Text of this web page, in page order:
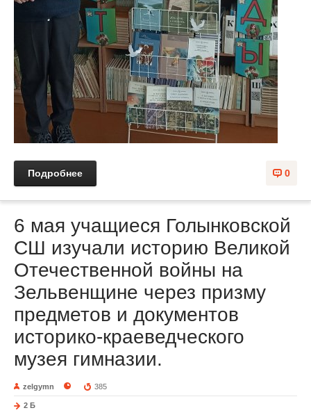
0
Подробнее
6 мая учащиеся Голынковской
СШ изучали историю Великой
Отечественной войны на
Зельвенщине через призму
предметов и документов
историко-краеведческого
музея гимназии.
zelgymn 385
2 Б